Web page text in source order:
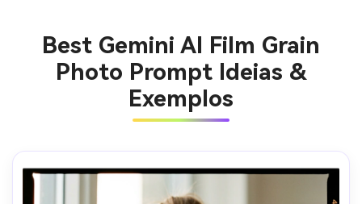
Best Gemini AI Film Grain
Photo Prompt Ideias &
Exemplos